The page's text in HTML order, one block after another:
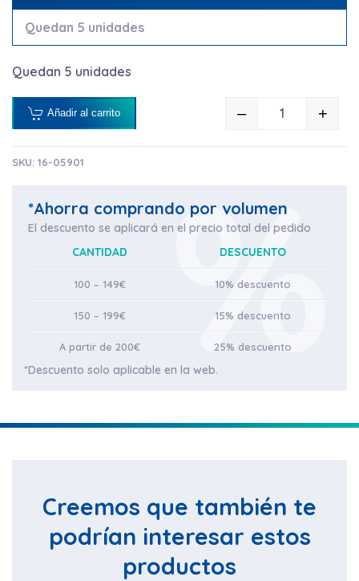
Quedan 5 unidades
Quedan 5 unidades
GREEN Q20
– +
Añadir al carrito
SKU: 16-05901
*Ahorra comprando por volumen
El descuento se aplicará en el precio total del pedido
CANTIDAD
DESCUENTO
100 – 149€ 10% descuento
150 – 199€ 15% descuento
A partir de 200€ 25% descuento
*Descuento solo aplicable en la web.
Creemos que también te
podrían interesar estos
productos